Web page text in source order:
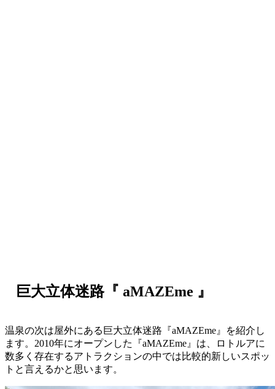
巨大立体迷路『 aMAZEme 』
温泉の次は屋外にある巨大立体迷路『aMAZEme』を紹介し
ます。2010年にオープンした『aMAZEme』は、
ロトルアに
数多く存在するアトラクションの中では比較的新しいスポッ
トと言えるかと思います。